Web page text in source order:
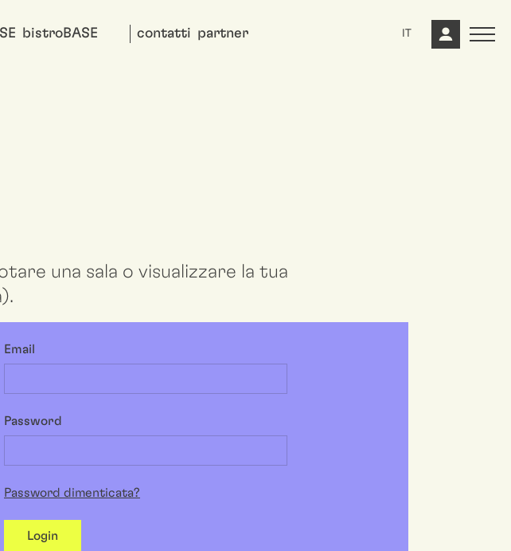
bistroBASE contatti partner IT
una sala o visualizzare la tua
Email
Password
Password dimenticata?
Login